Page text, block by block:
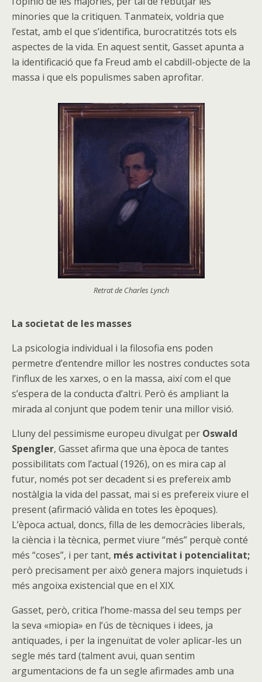
minories que la critiquen. Tanmateix, voldria que
l’estat, amb el que s’identifica, burocratitzés tots els
aspectes de la vida. En aquest sentit, Gasset apunta a
la identificació que fa Freud amb el cabdill-objecte de la
massa i que els populismes saben aprofitar.
Retrat de Charles Lynch
La societat de les masses
La psicologia individual i la filosofia ens poden
permetre d’entendre millor les nostres conductes sota
l’influx de les xarxes, o en la massa, així com el que
s’espera de la conducta d’altri. Però és ampliant la
mirada al conjunt que podem tenir una millor visió.
Lluny del pessimisme europeu divulgat per Oswald
Spengler, Gasset afirma que una època de tantes
possibilitats com l’actual (1926), on es mira cap al
futur, només pot ser decadent si es prefereix amb
nostàlgia la vida del passat, mai si es prefereix viure el
present (afirmació vàlida en totes les èpoques).
L’època actual, doncs, filla de les democràcies liberals,
la ciència i la tècnica, permet viure “més” perquè conté
més “coses”, i per tant, més activitat i potencialitat;
però precisament per això genera majors inquietuds i
més angoixa existencial que en el XIX.
Gasset, però, critica l’home-massa del seu temps per
la seva «miopia» en l’ús de tècniques i idees, ja
antiquades, i per la ingenuïtat de voler aplicar-les un
segle més tard (talment avui, quan sentim
argumentacions de fa un segle afirmades amb una